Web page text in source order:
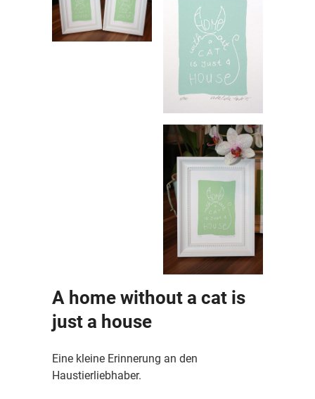
A home without a cat is
just a house
Eine kleine Erinnerung an den
Haustierliebhaber.